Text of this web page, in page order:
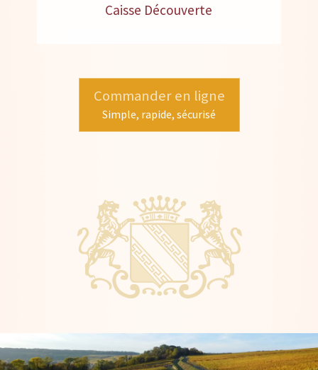
Caisse Découverte
Commander en ligne
Simple, rapide, sécurisé